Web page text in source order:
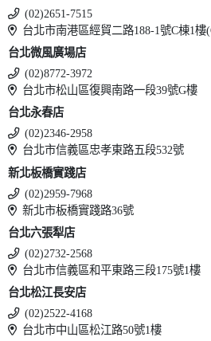
(02)2651-7515
台北市南港區經貿二路188-1號C棟1樓
台北微風廣場店
(02)8772-3972
台北市松山區復興南路一段39號G樓
台北永春店
(02)2346-2958
台北市信義區忠孝東路五段532號
新北板橋實踐店
(02)2959-7968
新北市板橋實踐路36號
台北六張犁店
(02)2732-2568
台北市信義區和平東路三段175號1樓
台北松江長安店
(02)2522-4168
台北市中山區松江路50號1樓